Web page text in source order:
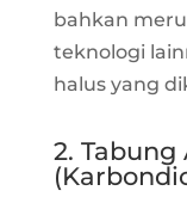
bahkan
teknologi
halus yang
2. Tabung